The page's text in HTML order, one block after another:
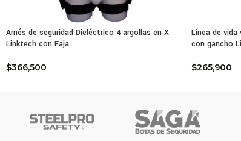
Arnés de seguridad Dieléctrico 4 argollas en X
Linktech con Faja
$366,500
Línea de
con gancho
$265,900